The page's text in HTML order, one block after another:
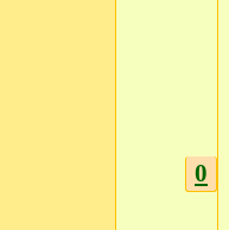
0